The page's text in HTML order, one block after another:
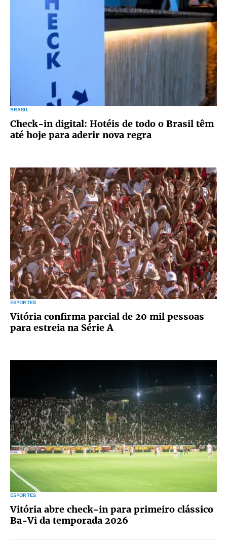
BRASIL
Check-in digital: Hotéis de todo o Brasil têm
até hoje para aderir nova regra
ESPORTES
Vitória confirma parcial de 20 mil pessoas
para estreia na Série A
ESPORTES
Vitória abre check-in para primeiro clássico
Ba-Vi da temporada 2026